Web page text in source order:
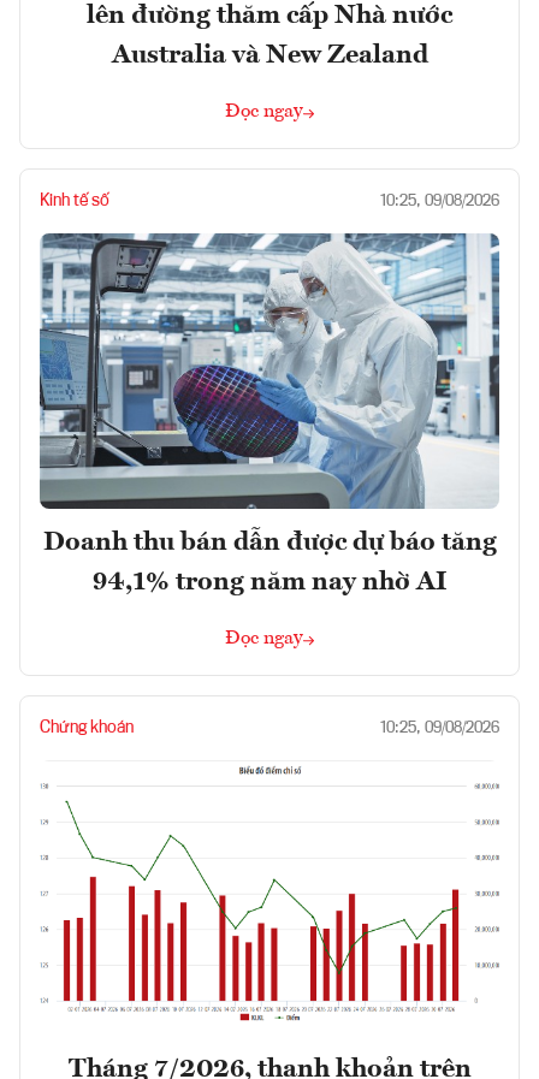
lên đường thăm cấp Nhà nước
Australia và New Zealand
Đọc ngay
Kinh tế số 10:25, 09/08/2026
Doanh thu bán dẫn được dự báo tăng
94,1% trong năm nay nhờ AI
Đọc ngay
Chứng khoán 10:25, 09/08/2026
Tháng 7/2026, thanh khoản trên